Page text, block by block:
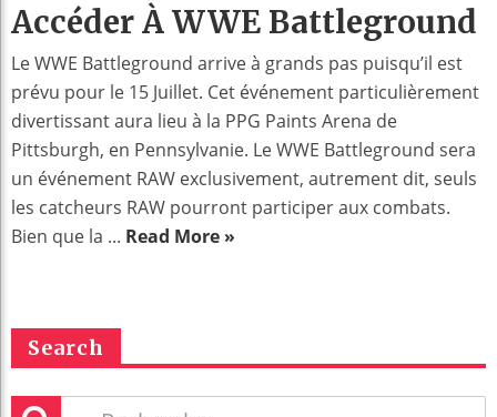
Accéder À WWE Battleground
Le WWE Battleground arrive à grands pas puisqu’il est
prévu pour le 15 Juillet. Cet événement particulièrement
divertissant aura lieu à la PPG Paints Arena de
Pittsburgh, en Pennsylvanie. Le WWE Battleground sera
un événement RAW exclusivement, autrement dit, seuls
les catcheurs RAW pourront participer aux combats.
Bien que la ... Read More »
Search